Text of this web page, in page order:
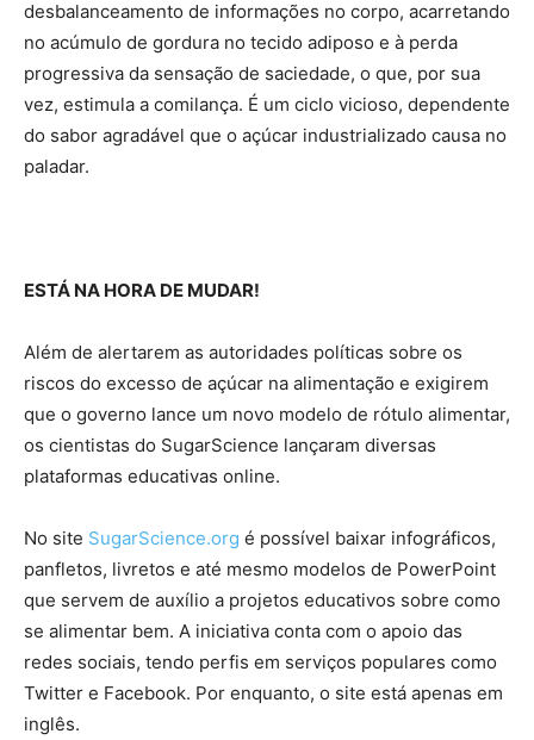
desbalanceamento de informações no corpo, acarretando
no acúmulo de gordura no tecido adiposo e à perda
progressiva da sensação de saciedade, o que, por sua
vez, estimula a comilança. É um ciclo vicioso, dependente
do sabor agradável que o açúcar industrializado causa no
paladar.
ESTÁ NA HORA DE MUDAR!
Além de alertarem as autoridades políticas sobre os
riscos do excesso de açúcar na alimentação e exigirem
que o governo lance um novo modelo de rótulo alimentar,
os cientistas do SugarScience lançaram diversas
plataformas educativas online.
No site SugarScience.org é possível baixar infográficos,
panfletos, livretos e até mesmo modelos de PowerPoint
que servem de auxílio a projetos educativos sobre como
se alimentar bem. A iniciativa conta com o apoio das
redes sociais, tendo perfis em serviços populares como
Twitter e Facebook. Por enquanto, o site está apenas em
inglês.